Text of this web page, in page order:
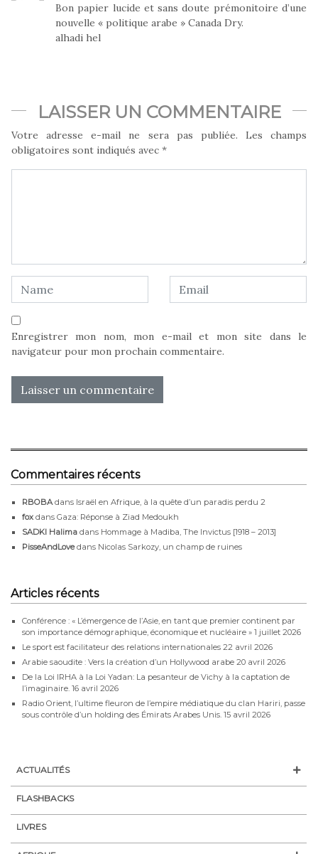
Bon papier lucide et sans doute prémonitoire d’une
nouvelle « politique arabe » Canada Dry.
alhadi hel
LAISSER UN COMMENTAIRE
Votre adresse e-mail ne sera pas publiée.
Les champs
obligatoires sont indiqués avec *
Enregistrer mon nom, mon e-mail et mon site dans le
navigateur pour mon prochain commentaire.
Commentaires récents
RBOBA dans Israël en Afrique, à la quête d’un paradis perdu 2
fox dans Gaza: Réponse à Ziad Medoukh
SADKI Halima dans Hommage à Madiba, The Invictus [1918 – 2013]
PisseAndLovedans Nicolas Sarkozy, un champ de ruines
Articles récents
Conférence : « L’émergence de l’Asie, en tant que premier continent par
son importance démographique, économique et nucléaire » 1 juillet 2026
Le sport est facilitateur des relations internationales 22 avril 2026
Arabie saoudite : Vers la création d’un Hollywood arabe 20 avril 2026
De la Loi IRHA à la Loi Yadan: La pesanteur de Vichy à la captation de
l’imaginaire. 16 avril 2026
Radio Orient, l’ultime fleuron de l’empire médiatique du clan Hariri, passe
sous contrôle d’un holding des Émirats Arabes Unis. 15 avril 2026
ACTUALITÉS
FLASHBACKS
LIVRES